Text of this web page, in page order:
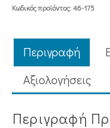
Κωδικός προϊόντος:46-175
Περιγραφή
Aξιολογήσεις
Περιγραφή